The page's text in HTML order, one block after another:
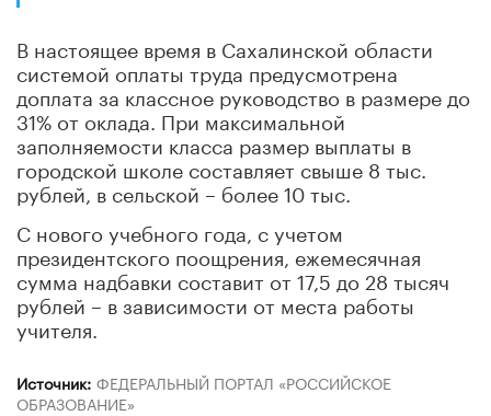
В настоящее время в Сахалинской области
системой оплаты труда предусмотрена
доплата за классное руководство в размере до
31% от оклада. При максимальной
заполняемости класса размер выплаты в
городской школе составляет свыше 8 тыс.
рублей, в сельской – более 10 тыс.
С нового учебного года, с учетом
президентского поощрения, ежемесячная
сумма надбавки составит от 17,5 до 28 тысяч
рублей – в зависимости от места работы
учителя.
Источник: ФЕДЕРАЛЬНЫЙ ПОРТАЛ «РОССИЙСКОЕ
ОБРАЗОВАНИЕ»